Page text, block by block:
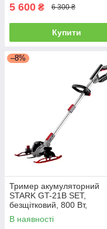
5 600 ₴ 6 300 ₴
Купити
–8%
Тример акумуляторний
STARK GT-21B SET,
безщітковий, 800 Вт,
Акумулятор M-Type 21 В
год, ніж/диск, поворотна
В наявності